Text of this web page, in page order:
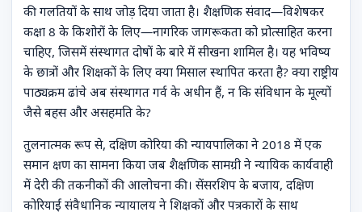
की गलतियों के साथ जोड़ दिया जाता है। शैक्षणिक संवाद—विशेषकर
कक्षा 8 के किशोरों के लिए—नागरिक जागरूकता को प्रोत्साहित करना
चाहिए, जिसमें संस्थागत दोषों के बारे में सीखना शामिल है। यह भविष्य
के छात्रों और शिक्षकों के लिए क्या मिसाल स्थापित करता है? क्या राष्ट्रीय
पाठ्यक्रम ढांचे अब संस्थागत गर्व के अधीन हैं, न कि संविधान के मूल्यों
जैसे बहस और असहमति के?
तुलनात्मक रूप से, दक्षिण कोरिया की न्यायपालिका ने 2018 में एक
समान क्षण का सामना किया जब शैक्षणिक सामग्री ने न्यायिक कार्यवाही
में देरी की तकनीकों की आलोचना की। सेंसरशिप के बजाय, दक्षिण
कोरियाई संवैधानिक न्यायालय ने शिक्षकों और पत्रकारों के साथ